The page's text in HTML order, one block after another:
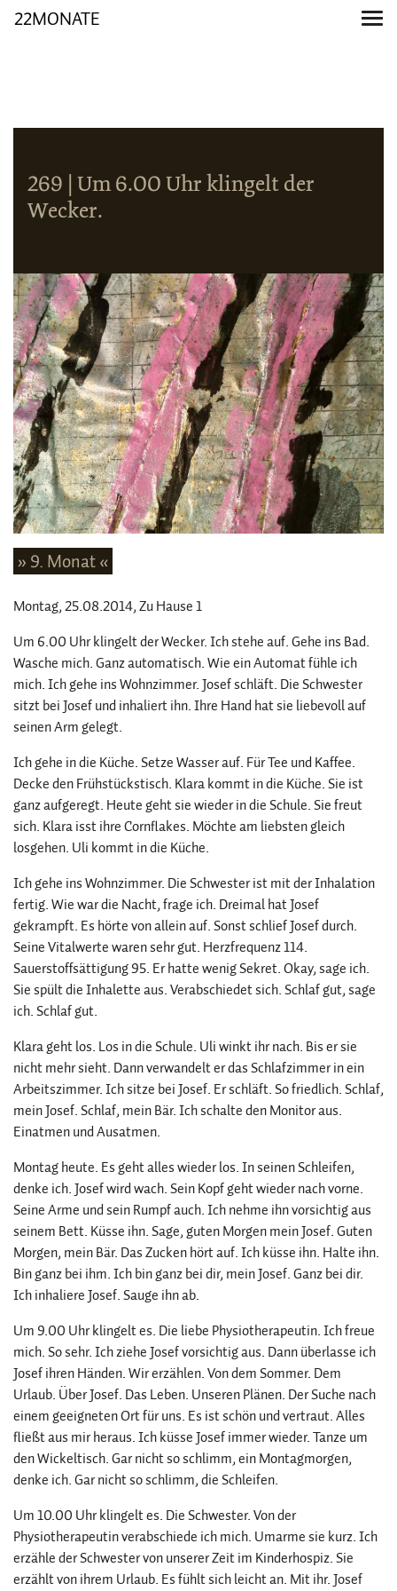
22MONATE
269 | Um 6.00 Uhr klingelt der
Wecker.
» 9. Monat «
Montag, 25.08.2014, Zu Hause 1
Um 6.00 Uhr klingelt der Wecker. Ich stehe auf. Gehe ins Bad.
Wasche mich. Ganz automatisch. Wie ein Automat fühle ich
mich. Ich gehe ins Wohnzimmer. Josef schläft. Die Schwester
sitzt bei Josef und inhaliert ihn. Ihre Hand hat sie liebevoll auf
seinen Arm gelegt.
Ich gehe in die Küche. Setze Wasser auf. Für Tee und Kaffee.
Decke den Frühstückstisch. Klara kommt in die Küche. Sie ist
ganz aufgeregt. Heute geht sie wieder in die Schule. Sie freut
sich. Klara isst ihre Cornflakes. Möchte am liebsten gleich
losgehen. Uli kommt in die Küche.
Ich gehe ins Wohnzimmer. Die Schwester ist mit der Inhalation
fertig. Wie war die Nacht, frage ich. Dreimal hat Josef
gekrampft. Es hörte von allein auf. Sonst schlief Josef durch.
Seine Vitalwerte waren sehr gut. Herzfrequenz 114.
Sauerstoffsättigung 95. Er hatte wenig Sekret. Okay, sage ich.
Sie spült die Inhalette aus. Verabschiedet sich. Schlaf gut, sage
ich. Schlaf gut.
Klara geht los. Los in die Schule. Uli winkt ihr nach. Bis er sie
nicht mehr sieht. Dann verwandelt er das Schlafzimmer in ein
Arbeitszimmer. Ich sitze bei Josef. Er schläft. So friedlich. Schlaf,
mein Josef. Schlaf, mein Bär. Ich schalte den Monitor aus.
Einatmen und Ausatmen.
Montag heute. Es geht alles wieder los. In seinen Schleifen,
denke ich. Josef wird wach. Sein Kopf geht wieder nach vorne.
Seine Arme und sein Rumpf auch. Ich nehme ihn vorsichtig aus
seinem Bett. Küsse ihn. Sage, guten Morgen mein Josef. Guten
Morgen, mein Bär. Das Zucken hört auf. Ich küsse ihn. Halte ihn.
Bin ganz bei ihm. Ich bin ganz bei dir, mein Josef. Ganz bei dir.
Ich inhaliere Josef. Sauge ihn ab.
Um 9.00 Uhr klingelt es. Die liebe Physiotherapeutin. Ich freue
mich. So sehr. Ich ziehe Josef vorsichtig aus. Dann überlasse ich
Josef ihren Händen. Wir erzählen. Von dem Sommer. Dem
Urlaub. Über Josef. Das Leben. Unseren Plänen. Der Suche nach
einem geeigneten Ort für uns. Es ist schön und vertraut. Alles
fließt aus mir heraus. Ich küsse Josef immer wieder. Tanze um
den Wickeltisch. Gar nicht so schlimm, ein Montagmorgen,
denke ich. Gar nicht so schlimm, die Schleifen.
Um 10.00 Uhr klingelt es. Die Schwester. Von der
Physiotherapeutin verabschiede ich mich. Umarme sie kurz. Ich
erzähle der Schwester von unserer Zeit im Kinderhospiz. Sie
erzählt von ihrem Urlaub. Es fühlt sich leicht an. Mit ihr. Josef